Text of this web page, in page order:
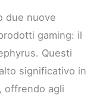
due nuove
gaming: il
Questi
significativo in
offrendo agli